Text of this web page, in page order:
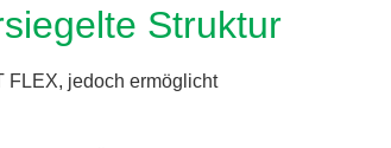
Struktur
FLEX, jedoch ermöglicht